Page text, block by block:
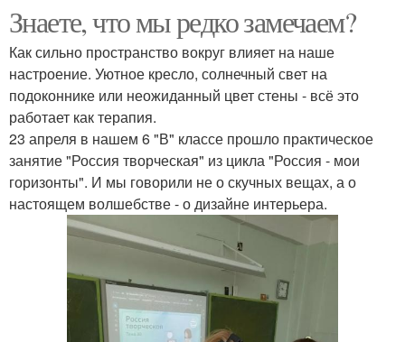
Знаете, что мы редко замечаем?
Как сильно пространство вокруг влияет на наше
настроение. Уютное кресло, солнечный свет на
подоконнике или неожиданный цвет стены - всё это
работает как терапия.
23 апреля в нашем 6 "В" классе прошло практическое
занятие "Россия творческая" из цикла "Россия - мои
горизонты". И мы говорили не о скучных вещах, а о
настоящем волшебстве - о дизайне интерьера.